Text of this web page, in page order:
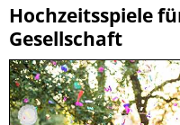
Hochzeitsspiele
Gesellschaft